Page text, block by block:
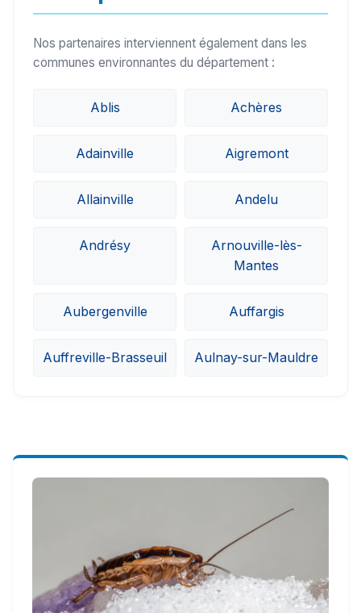
Nos partenaires interviennent également dans les
communes environnantes du département :
Ablis Achères
Adainville Aigremont
Allainville Andelu
Andrésy
Arnouville-lès-
Mantes
Aubergenville Auffargis
Auffreville-Brasseuil Aulnay-sur-Mauldre